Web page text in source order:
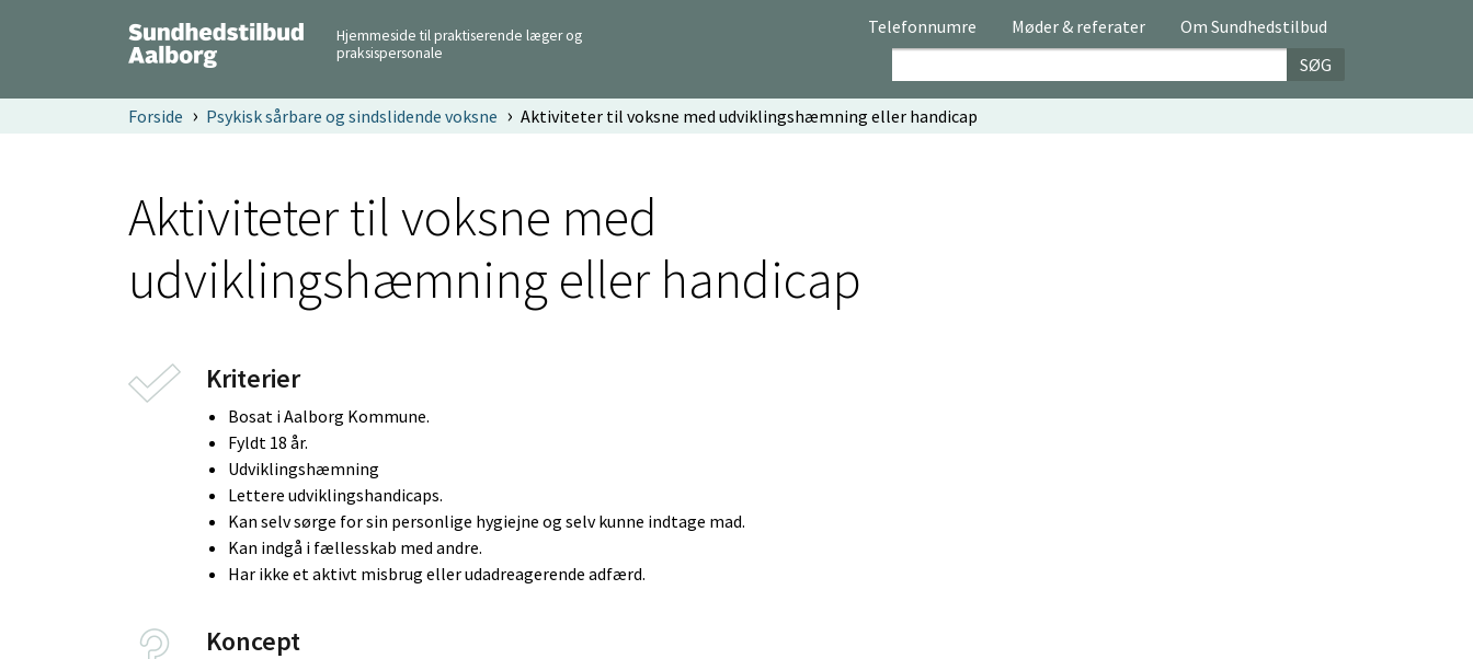
Hjemmeside til praktiserende læger og
praksispersonale
Telefonnumre Møder & referater
Om Sundhedstilbud
SØG
Forside Psykisk sårbare og sindslidende voksne Aktiviteter til voksne med udviklingshæmning eller handicap
Aktiviteter til voksne med
udviklingshæmning eller handicap
Kriterier
Bosat i Aalborg Kommune.
Fyldt 18 år.
Udviklingshæmning
Lettere udviklingshandicaps.
Kan selv sørge for sin personlige hygiejne og selv kunne indtage mad.
Kan indgå i fællesskab med andre.
Har ikke et aktivt misbrug eller udadreagerende adfærd.
Koncept